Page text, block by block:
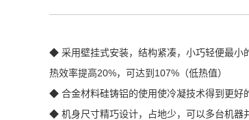
◆ 采用壁挂式安装，结构紧凑，小巧轻便最小
热效率提高20%，可达到107%（低热值）
◆ 合金材料硅铸铝的使用使冷凝技术得到更好
◆ 机身尺寸精巧设计，占地少，可以多台机器